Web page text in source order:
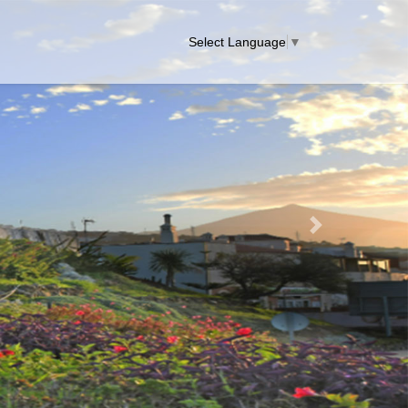
Select Language ▼
Next